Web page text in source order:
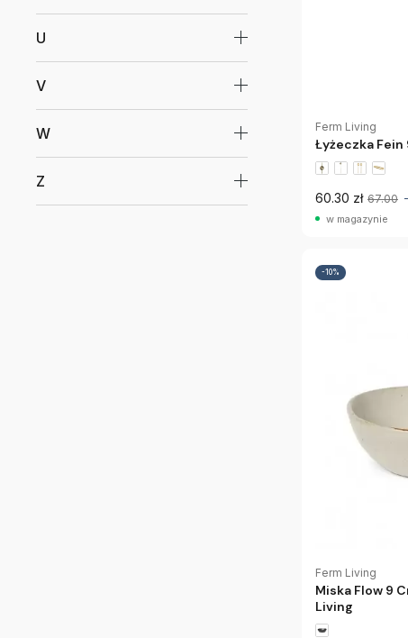
U
V
W
Z
Ferm Living
Łyżeczka Fein
60.30 zł 67.00
w magazynie
-10%
Ferm Living
Miska Flow 9
Living